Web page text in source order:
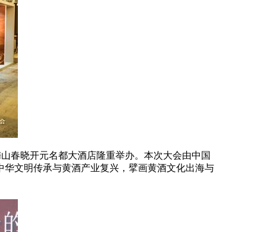
春晓开元名都大酒店隆重举办。本次大会由中国
文明传承与黄酒产业复兴，擘画黄酒文化出海与